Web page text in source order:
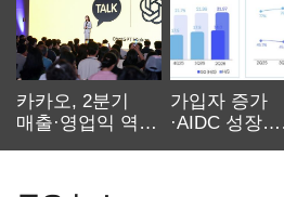
카카오, 2분기
매출·영업익 역대
가입자 증가
·AIDC 성장…